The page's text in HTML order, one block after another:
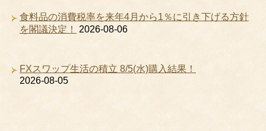
食料品の消費税率を来年4月から1％に引き下げる方針
を閣議決定！
2026-08-06
FXスワップ生活の積立 8/5(水)購入結果！
2026-08-05